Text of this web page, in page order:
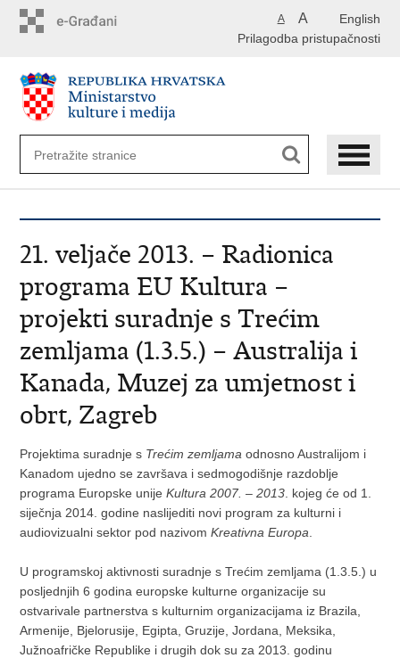
English
A A
Prilagodba pristupačnosti
21. veljače 2013. – Radionica
programa EU Kultura –
projekti suradnje s Trećim
zemljama (1.3.5.) – Australija i
Kanada, Muzej za umjetnost i
obrt, Zagreb
Projektima suradnje s Trećim zemljama odnosno Australijom i
Kanadom ujedno se završava i sedmogodišnje razdoblje
programa Europske unijeKultura 2007. – 2013 . kojeg će od 1.
siječnja 2014. godine naslijediti novi program za kulturni i
audiovizualni sektor pod nazivomKreativna Europa
U programskoj aktivnosti suradnje s Trećim zemljama (1.3.5.) u
posljednjih 6 godina europske kulturne organizacije su
ostvarivale partnerstva s kulturnim organizacijama iz Brazila,
Armenije, Bjelorusije, Egipta, Gruzije, Jordana, Meksika,
Južnoafričke Republike i drugih dok su za 2013. godinu